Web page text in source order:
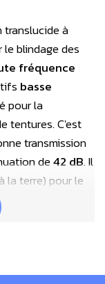
à
blindage des
fréquence
basse
pour la
tentures. C'est
transmission
de42 dB. Il
la terre) pour le
(champ
toucher, lavable